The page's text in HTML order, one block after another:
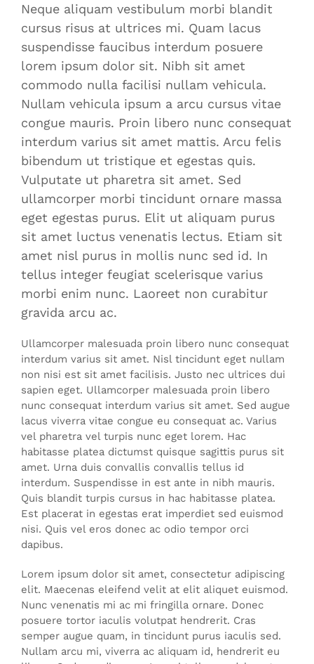
Neque aliquam vestibulum morbi blandit
cursus risus at ultrices mi. Quam lacus
suspendisse faucibus interdum posuere
lorem ipsum dolor sit. Nibh sit amet
commodo nulla facilisi nullam vehicula.
Nullam vehicula ipsum a arcu cursus vitae
congue mauris. Proin libero nunc consequat
interdum varius sit amet mattis. Arcu felis
bibendum ut tristique et egestas quis.
Vulputate ut pharetra sit amet. Sed
ullamcorper morbi tincidunt ornare massa
eget egestas purus. Elit ut aliquam purus
sit amet luctus venenatis lectus. Etiam sit
amet nisl purus in mollis nunc sed id. In
tellus integer feugiat scelerisque varius
morbi enim nunc. Laoreet non curabitur
gravida arcu ac.
Ullamcorper malesuada proin libero nunc consequat
interdum varius sit amet. Nisl tincidunt eget nullam
non nisi est sit amet facilisis. Justo nec ultrices dui
sapien eget. Ullamcorper malesuada proin libero
nunc consequat interdum varius sit amet. Sed augue
lacus viverra vitae congue eu consequat ac. Varius
vel pharetra vel turpis nunc eget lorem. Hac
habitasse platea dictumst quisque sagittis purus sit
amet. Urna duis convallis convallis tellus id
interdum. Suspendisse in est ante in nibh mauris.
Quis blandit turpis cursus in hac habitasse platea.
Est placerat in egestas erat imperdiet sed euismod
nisi. Quis vel eros donec ac odio tempor orci
dapibus.
Lorem ipsum dolor sit amet, consectetur adipiscing
elit. Maecenas eleifend velit at elit aliquet euismod.
Nunc venenatis mi ac mi fringilla ornare. Donec
posuere tortor iaculis volutpat hendrerit. Cras
semper augue quam, in tincidunt purus iaculis sed.
Nullam arcu mi, viverra ac aliquam id, hendrerit eu